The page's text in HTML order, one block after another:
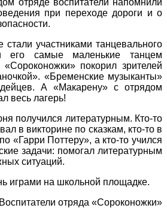
отряде воспитатели напомнили
при переходе дороги и о
участниками танцевального
его самые маленькие танцем
покорил зрителей
«Бременские музыканты»
А «Макарену» с отрядом
весь лагерь!
литературным. Кто-то
в викторине по сказкам, кто-то в
«Гарри Поттеру», а кто-то учился
задачи: помогал литературным
ситуаций.
на школьной площадке.
Воспитатели отряда «Сороконожки»